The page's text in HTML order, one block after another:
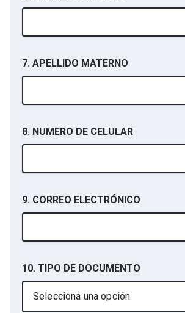
7. APELLIDO MATERNO
8. NUMERO DE CELULAR
9. CORREO ELECTRÓNICO
10. TIPO DE DOCUMENTO
Selecciona una opción